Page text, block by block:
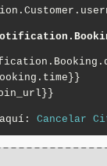
Cancelar